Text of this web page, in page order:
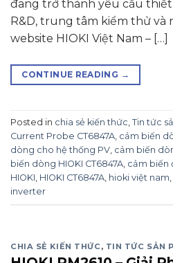
đang trở thành yêu cầu
R&D, trung tâm kiểm thử và
website HIOKI Việt Nam – […]
CONTINUE READING →
Posted in chia sẻ kiến thức Tin tức
Current Probe CT6847A cảm biến
dòng cho hệ thống PV cảm biến
biến dòng HIOKI CT6847A cảm biến
HIOKI HIOKI CT6847A hioki việt nam
inverter
CHIA SẺ KIẾN THỨC, TIN TỨC SẢN